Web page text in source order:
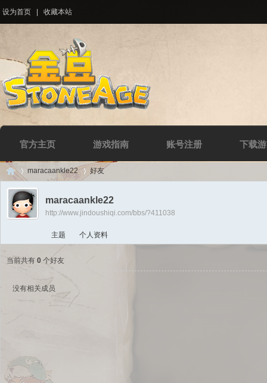
设为首页 收藏本站
官方主页 游戏指南 账号注册 下载
Di ›
maracaankle22 好友
maracaankle22
http://www.jindoushiqi.com/bbs/?411038
主题 个人资料
当前共有 0 个好友
没有相关成员